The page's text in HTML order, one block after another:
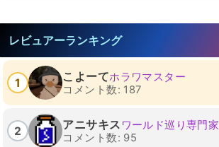
レビュアーランキング
1 こよーてホラワマスター
コメント数: 187
2 アニサキス ワールド巡り専門家
コメント数: 95